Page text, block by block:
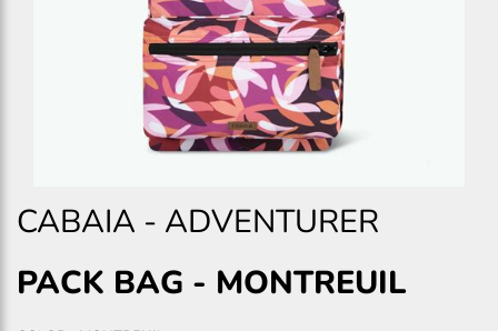
CABAIA - ADVENTURER
PACK BAG - MONTREUIL